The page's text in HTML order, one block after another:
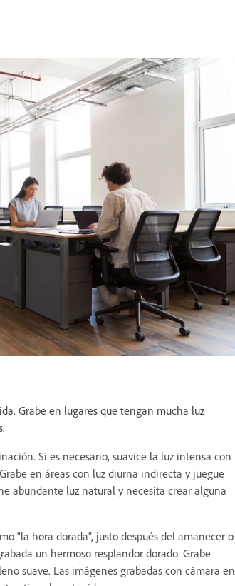
Grabe en lugares que tengan mucha luz
Si es necesario, suavice la luz intensa con
en áreas con luz diurna indirecta y juegue
abundante luz natural y necesita crear alguna
“la hora dorada”, justo después del amanecer o
un hermoso resplandor dorado. Grabe
suave. Las imágenes grabadas con cámara en